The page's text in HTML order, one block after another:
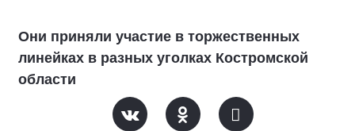
Они приняли участие в торжественных
линейках в разных уголках Костромской
области